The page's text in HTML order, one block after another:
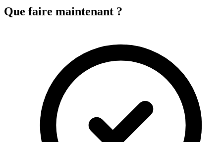
Que faire maintenant ?